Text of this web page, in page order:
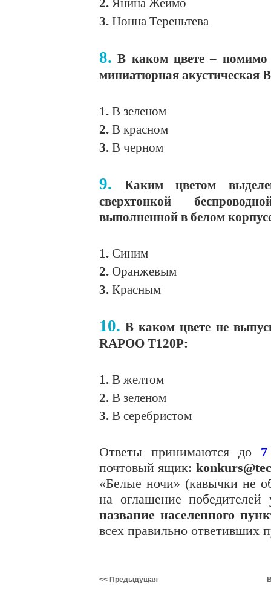
2. Янина Жеймо
3. Нонна Тереньтева
8. В каком цвете – помимо
миниатюрная акустическая
1. В зеленом
2. В красном
3. В черном
9.
Каким цветом
сверхтонкой
выполненной в белом
1. Синим
2. Оранжевым
3. Красным
10. В каком цвете не
RAPOO T120P:
1. В желтом
2. В зеленом
3. В серебристом
Ответы принимаются до
почтовый ящик:
«Белые ночи» (кавычки не
на оглашение
название населенного
всех правильно ответивших
<< Предыдущая